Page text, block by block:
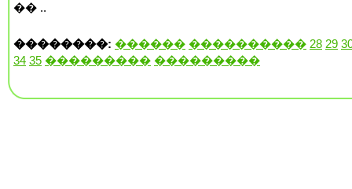
�� ..
��������: ������ ���������� 28 29
34 35 ��������� ���������